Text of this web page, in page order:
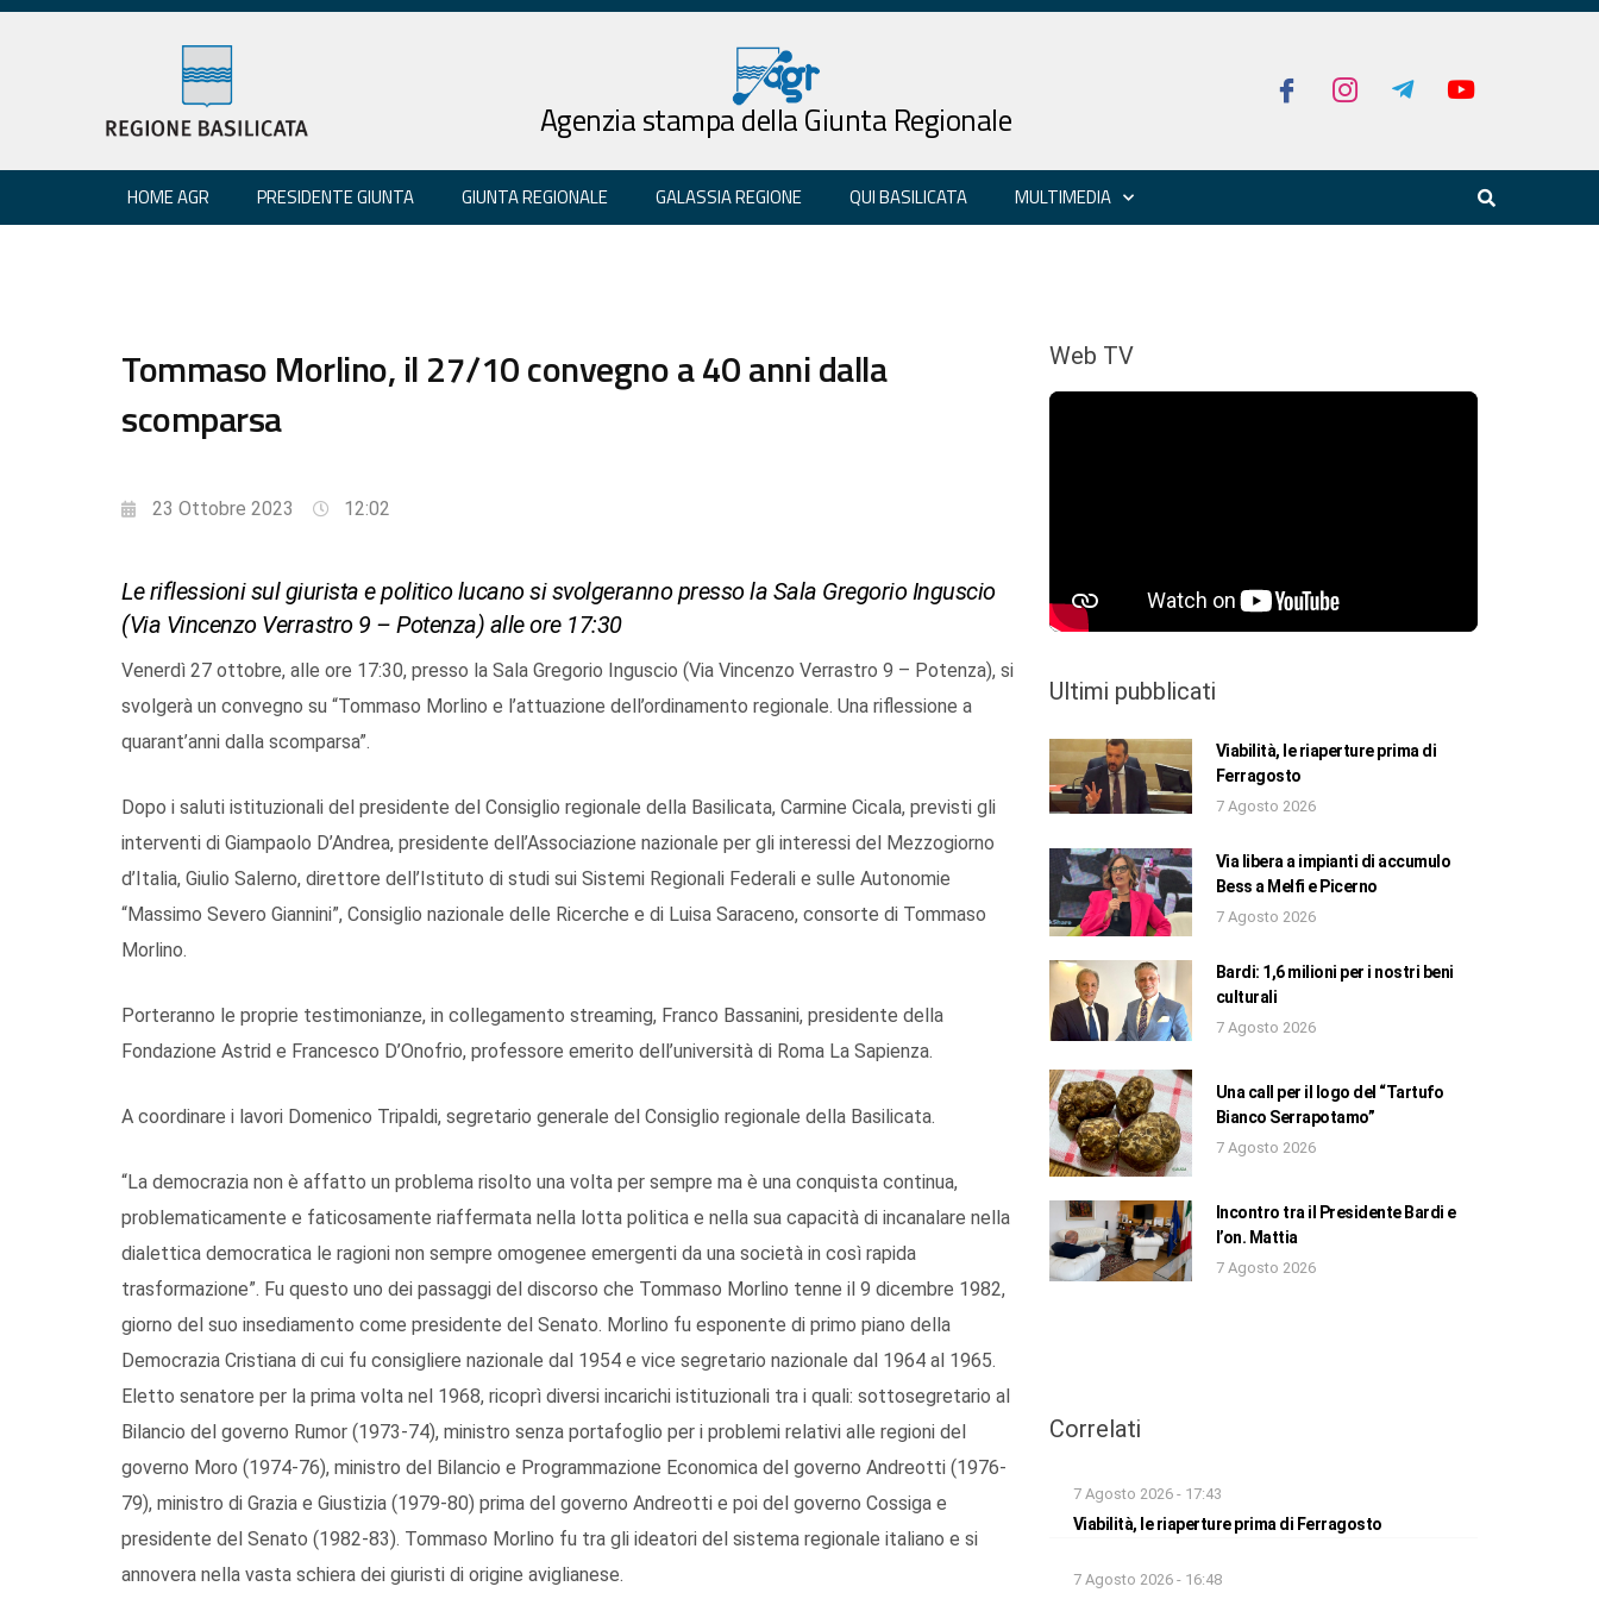
Agenzia stampa della Giunta Regionale
HOME AGR PRESIDENTE GIUNTA GIUNTA REGIONALE GALASSIA REGIONE QUI BASILICATA MULTIMEDIA
Tommaso Morlino, il 27/10 convegno a 40 anni dalla
scomparsa
23 Ottobre 2023 12:02
Le riflessioni sul giurista e politico lucano si svolgeranno presso la Sala Gregorio Inguscio
(Via Vincenzo Verrastro 9 – Potenza) alle ore 17:30
Venerdì 27 ottobre, alle ore 17:30, presso la Sala Gregorio Inguscio (Via Vincenzo Verrastro 9 – Potenza), si
svolgerà un convegno su “Tommaso Morlino e l’attuazione dell’ordinamento regionale. Una riflessione a
quarant’anni dalla scomparsa”.
Dopo i saluti istituzionali del presidente del Consiglio regionale della Basilicata, Carmine Cicala, previsti gli
interventi di Giampaolo D’Andrea, presidente dell’Associazione nazionale per gli interessi del Mezzogiorno
d’Italia, Giulio Salerno, direttore dell’Istituto di studi sui Sistemi Regionali Federali e sulle Autonomie
“Massimo Severo Giannini”, Consiglio nazionale delle Ricerche e di Luisa Saraceno, consorte di Tommaso
Morlino.
Porteranno le proprie testimonianze, in collegamento streaming, Franco Bassanini, presidente della
Fondazione Astrid e Francesco D’Onofrio, professore emerito dell’università di Roma La Sapienza.
A coordinare i lavori Domenico Tripaldi, segretario generale del Consiglio regionale della Basilicata.
“La democrazia non è affatto un problema risolto una volta per sempre ma è una conquista continua,
problematicamente e faticosamente riaffermata nella lotta politica e nella sua capacità di incanalare nella
dialettica democratica le ragioni non sempre omogenee emergenti da una società in così rapida
trasformazione”. Fu questo uno dei passaggi del discorso che Tommaso Morlino tenne il 9 dicembre 1982,
giorno del suo insediamento come presidente del Senato. Morlino fu esponente di primo piano della
Democrazia Cristiana di cui fu consigliere nazionale dal 1954 e vice segretario nazionale dal 1964 al 1965.
Eletto senatore per la prima volta nel 1968, ricoprì diversi incarichi istituzionali tra i quali: sottosegretario al
Bilancio del governo Rumor (1973-74), ministro senza portafoglio per i problemi relativi alle regioni del
governo Moro (1974-76), ministro del Bilancio e Programmazione Economica del governo Andreotti (1976-
79), ministro di Grazia e Giustizia (1979-80) prima del governo Andreotti e poi del governo Cossiga e
presidente del Senato (1982-83). Tommaso Morlino fu tra gli ideatori del sistema regionale italiano e si
annovera nella vasta schiera dei giuristi di origine aviglianese.
Web TV
Ultimi pubblicati
Viabilità, le riaperture prima di
Ferragosto
7 Agosto 2026
Via libera a impianti di accumulo
Bess a Melfi e Picerno
7 Agosto 2026
Bardi: 1,6 milioni per i nostri beni
culturali
7 Agosto 2026
Una call per il logo del “Tartufo
Bianco Serrapotamo”
7 Agosto 2026
Incontro tra il Presidente Bardi e
l’on. Mattia
7 Agosto 2026
Correlati
7 Agosto 2026 - 17:43
Viabilità, le riaperture prima di Ferragosto
7 Agosto 2026 - 16:48